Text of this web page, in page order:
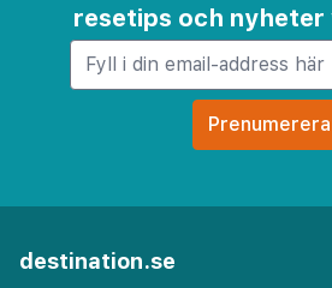
resetips och nyheter
destination.se